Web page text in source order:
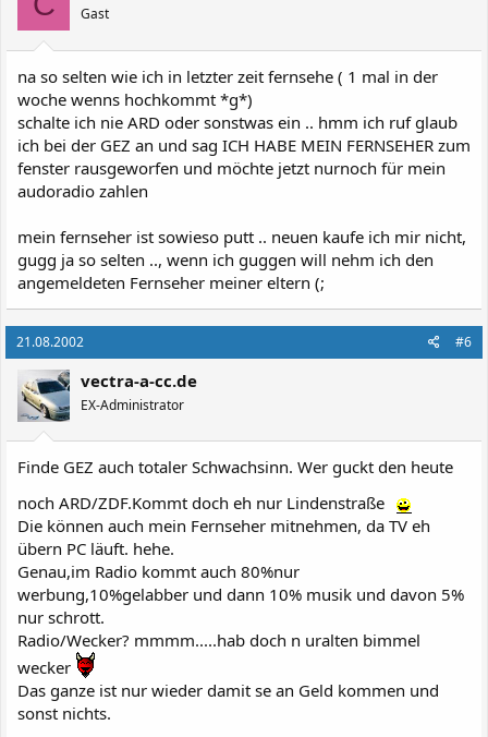
Gast
na so selten wie ich in letzter zeit fernsehe ( 1 mal in der
woche wenns hochkommt *g*)
schalte ich nie ARD oder sonstwas ein .. hmm ich ruf glaub
ich bei der GEZ an und sag ICH HABE MEIN FERNSEHER zum
fenster rausgeworfen und möchte jetzt nurnoch für mein
audoradio zahlen
mein fernseher ist sowieso putt .. neuen kaufe ich mir nicht,
gugg ja so selten .., wenn ich guggen will nehm ich den
angemeldeten Fernseher meiner eltern (;
21.08.2002 #6
vectra-a-cc.de
EX-Administrator
Finde GEZ auch totaler Schwachsinn. Wer guckt den heute
noch ARD/ZDF.Kommt doch eh nur Lindenstraße
Die können auch mein Fernseher mitnehmen, da TV eh
übern PC läuft. hehe.
Genau,im Radio kommt auch 80%nur
werbung,10%gelabber und dann 10% musik und davon 5%
nur schrott.
Radio/Wecker? mmmm.....hab doch n uralten bimmel
wecker
Das ganze ist nur wieder damit se an Geld kommen und
sonst nichts.